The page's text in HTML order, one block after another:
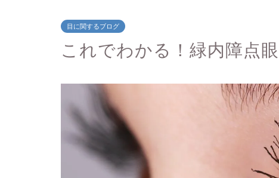
目に関するブログ
これでわかる！緑内障点